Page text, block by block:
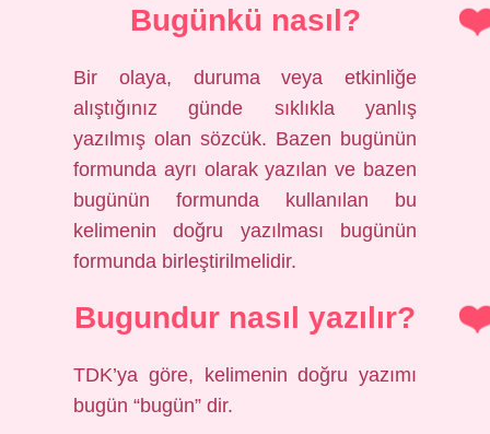
Bugünkü nasıl?
Bir olaya, duruma veya etkinliğe
alıştığınız günde sıklıkla yanlış
yazılmış olan sözcük. Bazen bugünün
formunda ayrı olarak yazılan ve bazen
bugünün formunda kullanılan bu
kelimenin doğru yazılması bugünün
formunda birleştirilmelidir.
Bugundur nasıl yazılır?
TDK’ya göre, kelimenin doğru yazımı
bugün “bugün” dir.